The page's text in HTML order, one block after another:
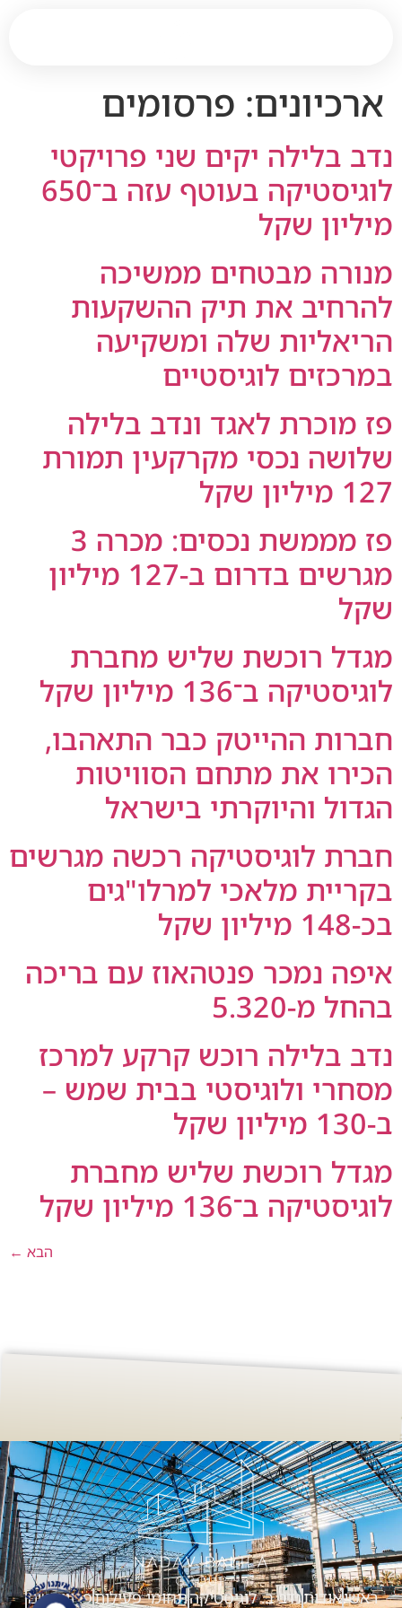
ארכיונים: פרסומים
נדב בלילה יקים שני פרויקטי
לוגיסטיקה בעוטף עזה ב־650
מיליון שקל
מנורה מבטחים ממשיכה
להרחיב את תיק ההשקעות
הריאליות שלה ומשקיעה
במרכזים לוגיסטיים
פז מוכרת לאגד ונדב בלילה
שלושה נכסי מקרקעין תמורת
127 מיליון שקל
פז מממשת נכסים: מכרה 3
מגרשים בדרום ב-127 מיליון
שקל
מגדל רוכשת שליש מחברת
לוגיסטיקה ב־136 מיליון שקל
חברות ההייטק כבר התאהבו,
הכירו את מתחם הסוויטות
הגדול והיוקרתי בישראל
חברת לוגיסטיקה רכשה מגרשים
בקריית מלאכי למרלו"גים
בכ-148 מיליון שקל
איפה נמכר פנטהאוז עם בריכה
בהחל מ-5.320
נדב בלילה רוכש קרקע למרכז
מסחרי ולוגיסטי בבית שמש –
ב-130 מיליון שקל
מגדל רוכשת שליש מחברת
לוגיסטיקה ב־136 מיליון שקל
הבא ←
ראשיאודותנדב ב. לוגיסטיקהתחומי פעילותפרוייקטים